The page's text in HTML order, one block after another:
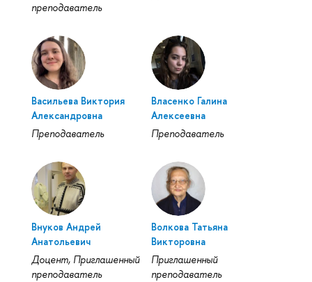
преподаватель
Васильева Виктория
Александровна
Преподаватель
Власенко Галина
Алексеевна
Преподаватель
Внуков Андрей
Анатольевич
Доцент, Приглашенный
преподаватель
Волкова Татьяна
Викторовна
Приглашенный
преподаватель